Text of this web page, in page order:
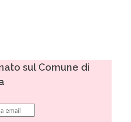
sul Comune di